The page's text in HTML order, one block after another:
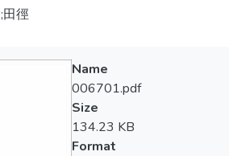
田徑
Name
006701.pdf
Size
134.23 KB
Format